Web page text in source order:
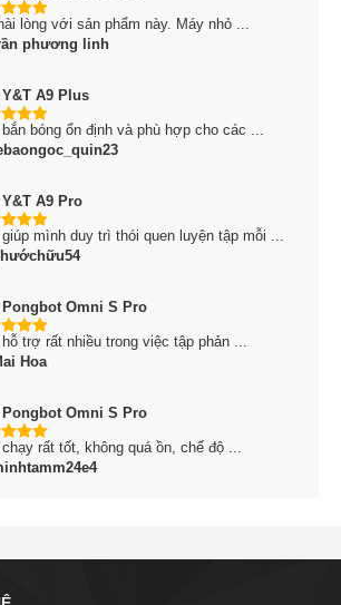
5 lòng với sản phẩm này. Máy nhỏ ...
phương linh
Y&T A9 Plus
5
bắn bóng ổn định và phù hợp cho các ...
Y&T A9 Pro
5
giúp mình duy trì thói quen luyện tập mỗi ...
Pongbot Omni S Pro
5
hỗ trợ rất nhiều trong việc tập phản ...
Hoa
Pongbot Omni S Pro
5
chạy rất tốt, không quá ồn, chế độ ...